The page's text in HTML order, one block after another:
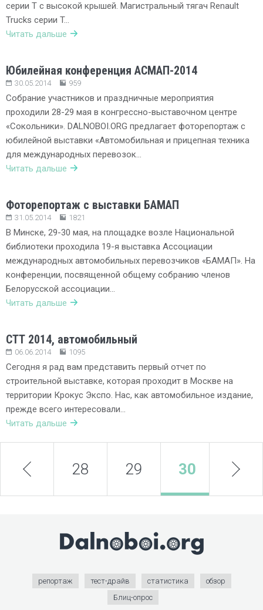
серии T с высокой крышей. Магистральный тягач Renault
Trucks серии T…
Читать дальше
Юбилейная конференция АСМАП-2014
30.05.2014 959
Собрание участников и праздничные мероприятия
проходили 28-29 мая в конгрессно-выставочном центре
«Сокольники». DALNOBOI.ORG предлагает фоторепортаж с
юбилейной выставки «Автомобильная и прицепная техника
для международных перевозок…
Читать дальше
Фоторепортаж с выставки БАМАП
31.05.2014 1821
В Минске, 29-30 мая, на площадке возле Национальной
библиотеки проходила 19-я выставка Ассоциации
международных автомобильных перевозчиков «БАМАП». На
конференции, посвященной общему собранию членов
Белорусской ассоциации…
Читать дальше
СТТ 2014, автомобильный
06.06.2014 1095
Сегодня я рад вам представить первый отчет по
строительной выставке, которая проходит в Москве на
территории Крокус Экспо. Нас, как автомобильное издание,
прежде всего интересовали…
Читать дальше
prev 28 29 30 31
next
репортаж тест-драйв статистика
обзор
Блиц-опрос